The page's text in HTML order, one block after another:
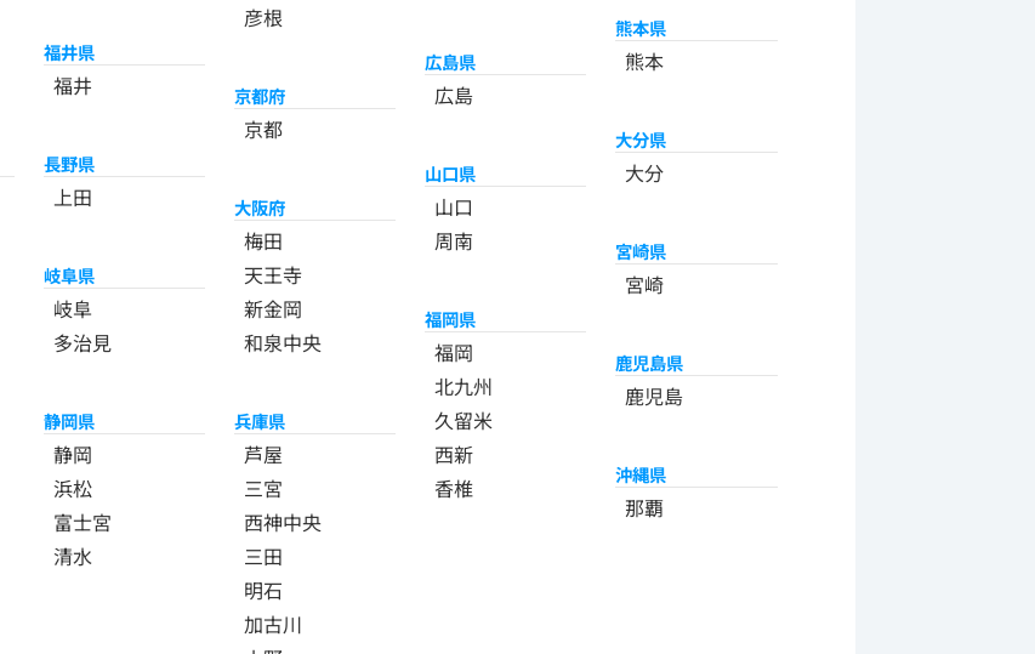
福井県
福井
長野県
上田
岐阜県
岐阜
多治見
静岡県
静岡
浜松
富士宮
清水
彦根
京都府
京都
大阪府
梅田
天王寺
新金岡
和泉中央
兵庫県
芦屋
三宮
西神中央
三田
明石
加古川
広島県
広島
山口県
山口
周南
福岡県
福岡
北九州
久留米
西新
香椎
熊本県
熊本
大分県
大分
宮崎県
宮崎
鹿児島県
鹿児島
沖縄県
那覇